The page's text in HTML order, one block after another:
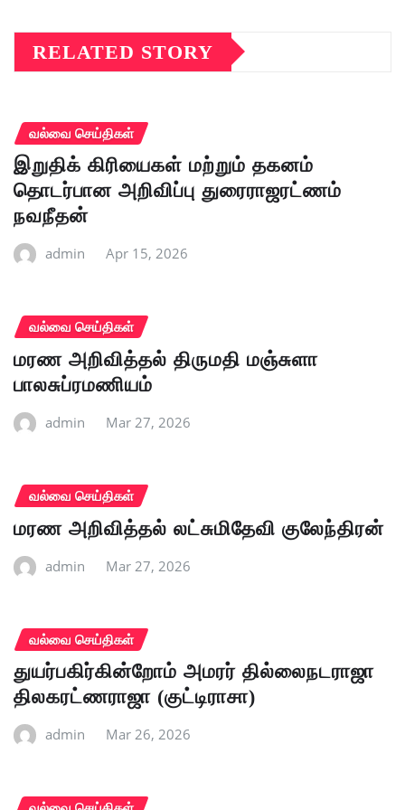
RELATED STORY
வல்வை செய்திகள்
இறுதிக் கிரியைகள் மற்றும் தகனம்
தொடர்பான அறிவிப்பு துரைராஜரட்ணம்
நவநீதன்
admin Apr 15, 2026
வல்வை செய்திகள்
மரண அறிவித்தல் திருமதி மஞ்சுளா
பாலசுப்ரமணியம்
admin Mar 27, 2026
வல்வை செய்திகள்
மரண அறிவித்தல் லட்சுமிதேவி குலேந்திரன்
admin Mar 27, 2026
வல்வை செய்திகள்
துயர்பகிர்கின்றோம் அமரர் தில்லைநடராஜா
திலகரட்ணராஜா (குட்டிராசா)
admin Mar 26, 2026